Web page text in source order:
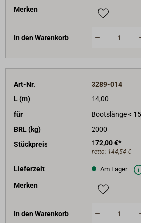
Merken
In den Warenkorb
Art-Nr.
3289-014
L (m)
14,00
für
Bootslänge <
BRL (kg)
2000
Stückpreis
172,00 €*
netto: 144,54 €
Lieferzeit Am Lager
Merken
In den Warenkorb